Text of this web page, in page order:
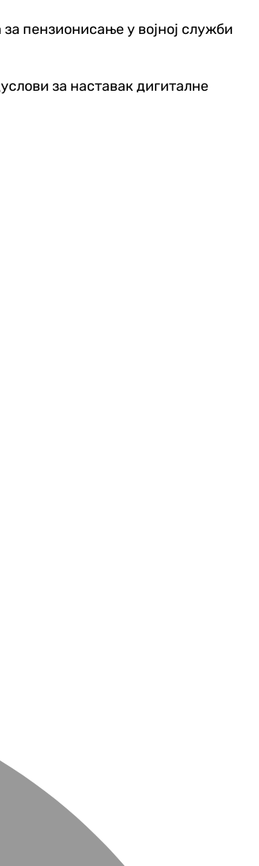
пензионисање у војној служби
за наставак дигиталне